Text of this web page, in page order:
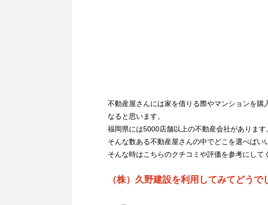
不動産屋さんには家を借りる際やマンションを
なると思います。
福岡県には5000店舗以上の不動産会社があります
そんな数ある不動産屋さんの中でどこを選べばい
そんな時はこちらのクチコミや評価を参考にして
（株）久野建設を利用してみてどうで